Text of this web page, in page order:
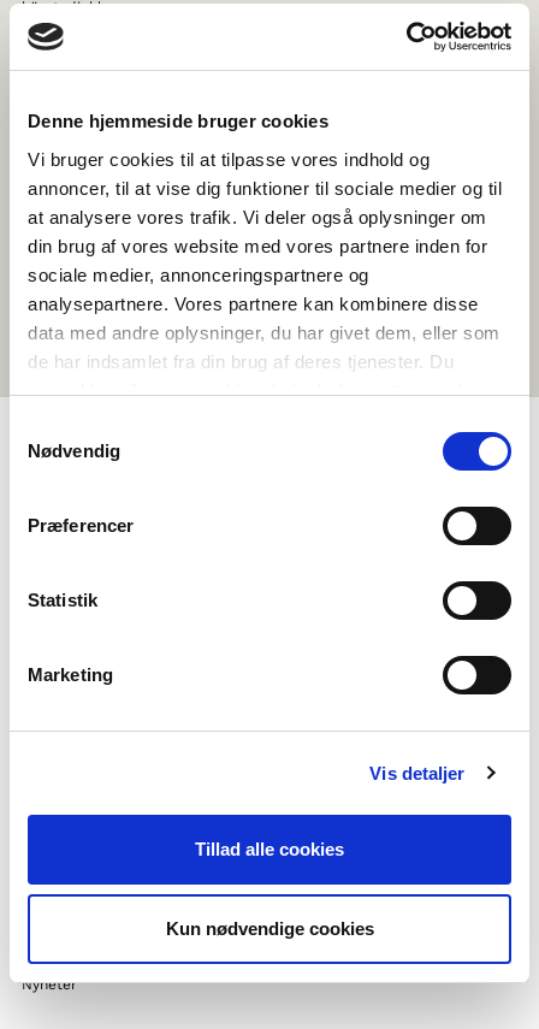
Denne hjemmeside bruger cookies
Vi bruger cookies til at tilpasse vores indhold og
annoncer, til at vise dig funktioner til sociale medier og til
at analysere vores trafik. Vi deler også oplysninger om
din brug af vores website med vores partnere inden for
sociale medier, annonceringspartnere og
analysepartnere. Vores partnere kan kombinere disse
data med andre oplysninger, du har givet dem, eller som
de har indsamlet fra din brug af deres tjenester. Du
samtykker til vores cookies, hvis du fortsætter med at
Nødvendig
Præferencer
Statistik
Marketing
Vis detaljer
Tillad alle cookies
Kun nødvendige cookies
Fler nordiska utbildningsaktörer
Privatlivspolitik og GDPR
Nyheter
högstadieklass.
– Att lära känna ungdomar från ett annat land och att samarbeta
med dem är ett bra sätt att bli mer internationell. Eleverna är
Pauliina
Pauliina tycker att konceptet med en vänklass är både spännande
och lärorikt. Hennes elever har alla finska som modersmål men är
motiverade att öva sina kunskaper i svenska, och gärna med en klass
från Danmark! I och med samarbetet hoppas hon att eleverna ska se
betydelsen av att kunna kommunicera med sina grannländer i väst
och få större inblick i de skandinaviska språken. De hoppas också på
att hitta en vänklass de kan besöka för att få bekanta sig med
landets kultur och miljö på djupet.